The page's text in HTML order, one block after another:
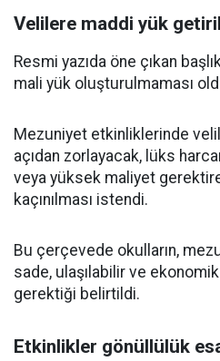
Velilere maddi yük
Resmi yazıda öne çıkan
mali yük oluşturulmaması
Mezuniyet etkinliklerinde
açıdan zorlayacak, lüks
veya yüksek maliyet
kaçınılması istendi.
Bu çerçevede okulların,
sade, ulaşılabilir ve
gerektiği belirtildi.
Etkinlikler gönüllülük